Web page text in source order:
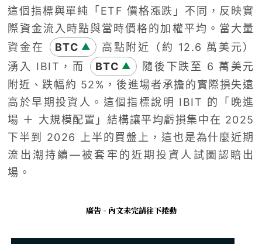
這個指標與單純「ETF 價格漲跌」不同，反映實
際資金流入時點與當時價格的加權平均。當大量
資金在
BTC ▲
高點附近（約 12.6 萬美元）
湧入 IBIT，而
BTC ▲
隨後下跌至 6 萬美元
附近、跌幅約 52%，後進場者承擔的實際損失遠
高於早期投資人。這個指標說明 IBIT 的「晚進
場 ＋ 大規模配置」結構讓平均虧損集中在 2025
下半到 2026 上半的買盤上，這也是為什麼近期
流出潮持續—被套牢的近期投資人試圖認賠出
場。
廣告 - 內文未完請往下捲動